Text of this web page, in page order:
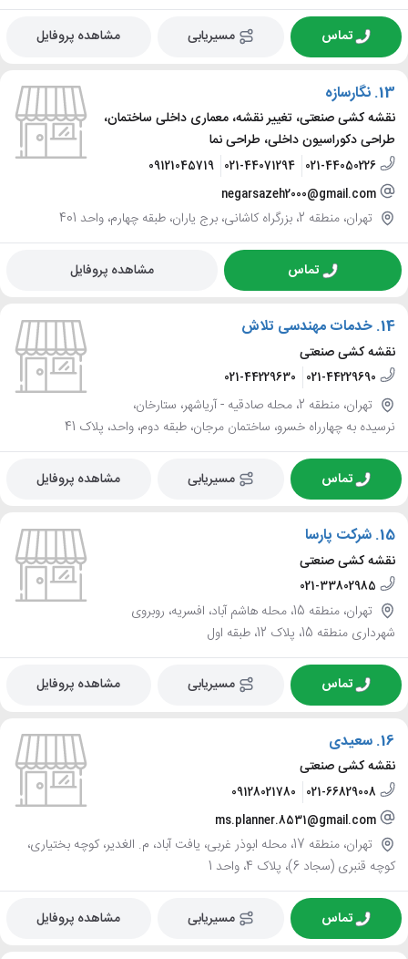
تماس مسیریابی مشاهده پروفایل
13. نگارسازه
نقشه کشی صنعتی، تغییر نقشه، معماری داخلی ساختمان،
طراحی دکوراسیون داخلی، طراحی نما
021-44050226
021-44071294
09121045719
negarsazeh2000@gmail.com
تهران، منطقه 2، بزرگراه کاشانی، برج یاران، طبقه چهارم، واحد 401
تماس مشاهده پروفایل
14. خدمات مهندسی تلاش
نقشه کشی صنعتی
021-44229690
021-44229630
تهران، منطقه 2، محله صادقيه - آرياشهر، ستارخان،
نرسیده به چهارراه خسرو، ساختمان مرجان، طبقه دوم، واحد، پلاک 41
تماس مسیریابی مشاهده پروفایل
15. شرکت پارسا
نقشه کشی صنعتی
021-33802985
تهران، منطقه 15، محله هاشم آباد، افسریه، روبروی
شهرداری منطقه 15، پلاک 12، طبقه اول
تماس مسیریابی مشاهده پروفایل
16. سعیدی
نقشه کشی صنعتی
021-66829008
09128021780
ms.planner.8531@gmail.com
تهران، منطقه 17، محله ابوذر غربی، یافت آباد، م. الغدیر، کوچه بختیاری،
کوچه قنبری (سجاد 6)، پلاک 4، واحد 1
تماس مسیریابی مشاهده پروفایل